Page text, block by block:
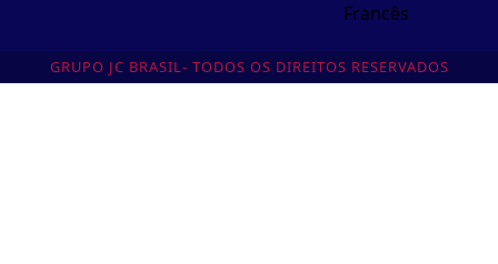
GRUPO JC BRASIL- TODOS OS DIREITOS RESERVADOS